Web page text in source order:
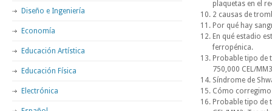
plaquetas en el
2 causas de
Por qué hay
En qué estadio
ferropénica.
Probable tipo de
750,000 CEL/
Síndrome de
Cómo
Probable tipo de
Diseño e Ingeniería
Economía
Educación Artística
Educación Física
Electrónica